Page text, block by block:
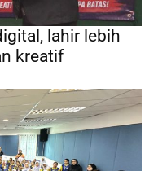
lahir lebih
kreatif